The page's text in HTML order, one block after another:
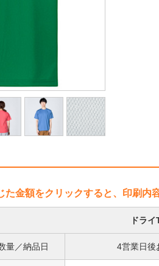
た金額をクリックすると、印刷内
ドラ
量／納品日 4営業日後